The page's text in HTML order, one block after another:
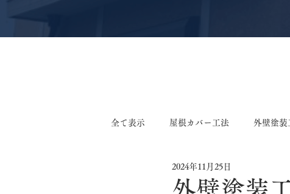
全て表示 屋根カバー工法 外壁塗装
軒天張り替え工事 外壁張り替え工
外壁塗装
2024年11月25日